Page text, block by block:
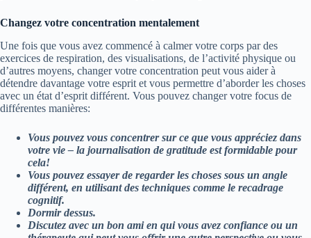
Changez votre concentration mentalement
Une fois que vous avez commencé à calmer votre corps par des
exercices de respiration, des visualisations, de l’activité physique ou
d’autres moyens, changer votre concentration peut vous aider à
détendre davantage votre esprit et vous permettre d’aborder les choses
avec un état d’esprit différent. Vous pouvez changer votre focus de
différentes manières:
Vous pouvez vous concentrer sur ce que vous appréciez dans
votre vie – la journalisation de gratitude est formidable pour
cela!
Vous pouvez essayer de regarder les choses sous un angle
différent, en utilisant des techniques comme le recadrage
cognitif.
Dormir dessus.
Discutez avec un bon ami en qui vous avez confiance ou un